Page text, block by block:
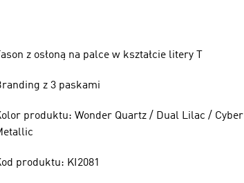
z osłoną na palce w kształcie litery T
z 3 paskami
produktu: Wonder Quartz / Dual Lilac / Cyber
produktu: KI2081